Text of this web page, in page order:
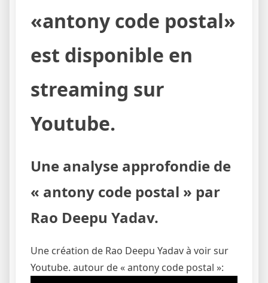
«antony code postal»
est disponible en
streaming sur
Youtube.
Une analyse approfondie de
« antony code postal » par
Rao Deepu Yadav.
Une création de Rao Deepu Yadav à voir sur
Youtube. autour de « antony code postal »: